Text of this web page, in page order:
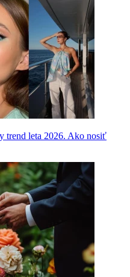
trend leta 2026. Ako nosiť